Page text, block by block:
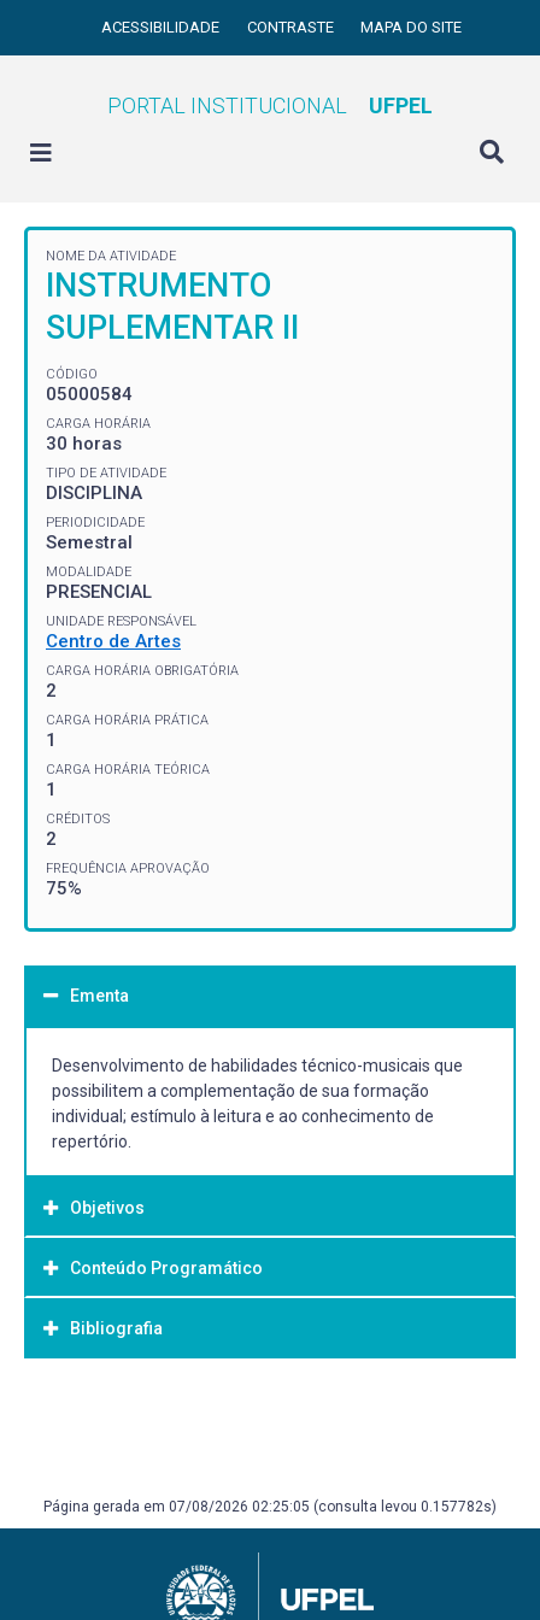
ACESSIBILIDADE CONTRASTE MAPA DO SITE
PORTAL INSTITUCIONAL UFPEL
NOME DA ATIVIDADE
INSTRUMENTO
SUPLEMENTAR II
CÓDIGO
05000584
CARGA HORÁRIA
30 horas
TIPO DE ATIVIDADE
DISCIPLINA
PERIODICIDADE
Semestral
MODALIDADE
PRESENCIAL
UNIDADE RESPONSÁVEL
Centro de Artes
CARGA HORÁRIA OBRIGATÓRIA
2
CARGA HORÁRIA PRÁTICA
1
CARGA HORÁRIA TEÓRICA
1
CRÉDITOS
2
FREQUÊNCIA APROVAÇÃO
75%
Ementa
Desenvolvimento de habilidades técnico-musicais que
possibilitem a complementação de sua formação
individual; estímulo à leitura e ao conhecimento de
repertório.
Objetivos
Objetivo Geral:
Oferecer complemento à formação do aluno no
instrumento de acordo com suas necessidades
Conteúdo Programático
Bibliografia
Institute of Education, University of London, 2006.
recriadora da “comunicação” poética. São Paulo:
Annablume, 2007. MEYER, Leonard. Emoción y significado
en la música. Alianza música.
Página gerada em 07/08/2026 02:25:05 (consulta levou 0.157782s)